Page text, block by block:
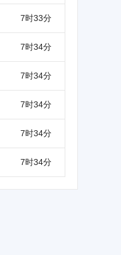
7时33分
7时34分
7时34分
7时34分
7时34分
7时34分